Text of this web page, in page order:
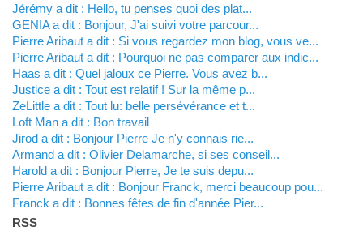
Jérémy a dit : Hello, tu penses quoi des plat...
GENIA a dit : Bonjour, J'ai suivi votre parcour...
Pierre Aribaut a dit : Si vous regardez mon blog, vous ve...
Pierre Aribaut a dit : Pourquoi ne pas comparer aux indic...
Haas a dit : Quel jaloux ce Pierre. Vous avez b...
justice a dit : Tout est relatif ! Sur la même p...
zeLittle a dit : Tout lu: belle persévérance et t...
Loft Man a dit : Bon travail
Jirod a dit : Bonjour Pierre Je n'y connais rie...
Armand a dit : Olivier Delamarche, si ses conseil...
harold a dit : Bonjour Pierre, Je te suis depu...
Pierre Aribaut a dit : Bonjour Franck, merci beaucoup pou...
franck a dit : Bonnes fêtes de fin d'année Pier...
RSS